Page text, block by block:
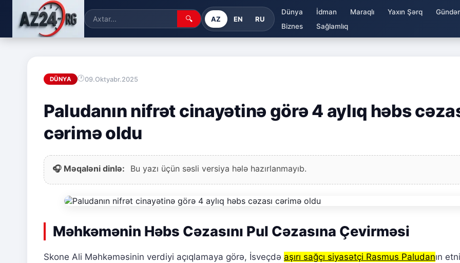
🔍 AZ EN RU
Dünya İdman Maraqlı Yaxın Şərq
Biznes
Sağlamlıq
DÜNYA 09.Oktyabr.2025
Paludanın nifrət cinayətinə görə 4 aylıq həbs
cərimə oldu
🎧 Məqaləni dinlə: Bu yazı üçün səsli versiya hələ hazırlanmayıb.
Məhkəmənin Həbs Cəzasını Pul Cəzasına Çevirməsi
Skone Ali Məhkəməsinin verdiyi açıqlamaya görə, İsveçdə aşırı sağçı siyasətçi Rasmus Paludanın